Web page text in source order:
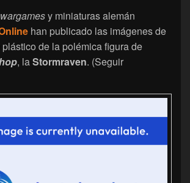
wargamesy miniaturas alemán
han publicado las imágenes de
de la polémica figura de
, laStormraven. (Seguir